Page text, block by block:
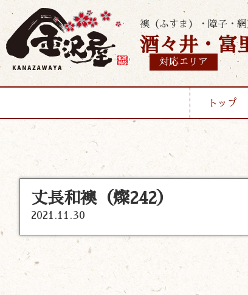
襖（ふすま）・障子・
酒々井・富
対応エリア
トップ
丈長和襖（燦242）
2021.11.30